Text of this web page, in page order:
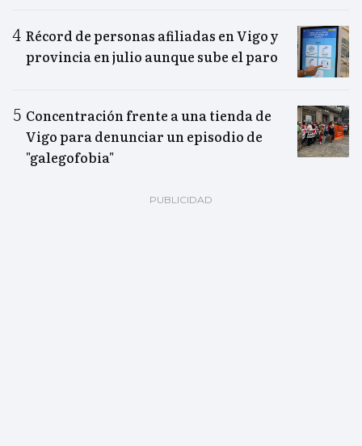
Récord de personas afiliadas en Vigo y
provincia en julio aunque sube el paro
Concentración frente a una tienda de
Vigo para denunciar un episodio de
"galegofobia"